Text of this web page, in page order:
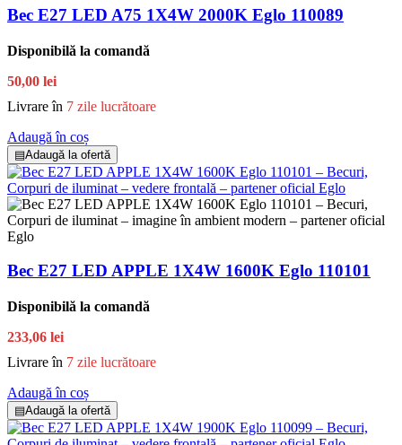
Bec E27 LED A75 1X4W 2000K Eglo 110089
Disponibilă la comandă
50,00 lei
Livrare în 7 zile lucrătoare
Adaugă în coș
▤Adaugă la ofertă
Bec E27 LED APPLE 1X4W 1600K Eglo 110101
Disponibilă la comandă
233,06 lei
Livrare în 7 zile lucrătoare
Adaugă în coș
▤Adaugă la ofertă